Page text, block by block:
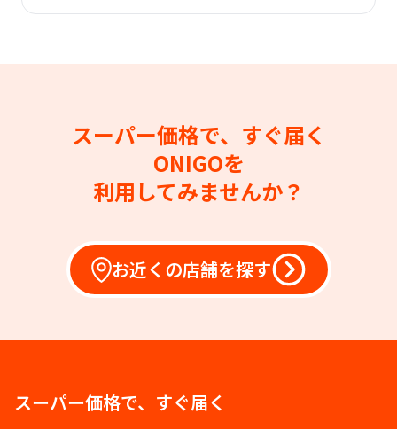
スーパー価格で、すぐ届く
ONIGOを
利用してみませんか？
お近くの店舗を探す
スーパー価格で、すぐ届く